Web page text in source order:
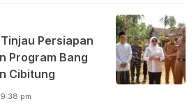
Persiapan
Program Bang
Cibitung
pm